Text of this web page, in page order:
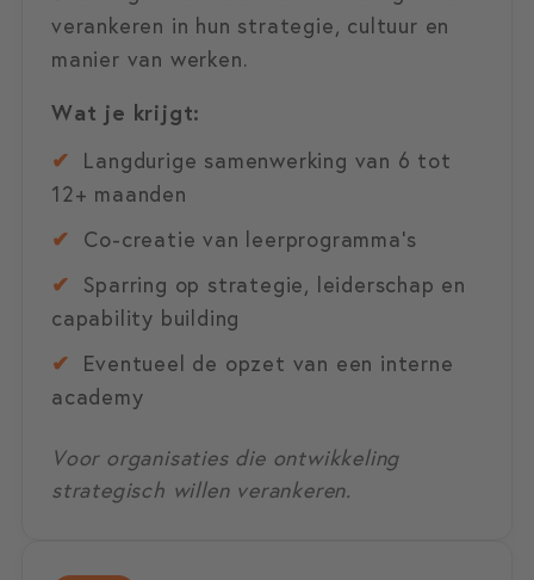
verankeren in hun strategie, cultuur en
manier van werken.
Wat je krijgt:
✔ Langdurige samenwerking van 6 tot
12+ maanden
✔ Co-creatie van leerprogramma’s
✔ Sparring op strategie, leiderschap en
capability building
✔ Eventueel de opzet van een interne
academy
Voor organisaties die ontwikkeling
strategisch willen verankeren.